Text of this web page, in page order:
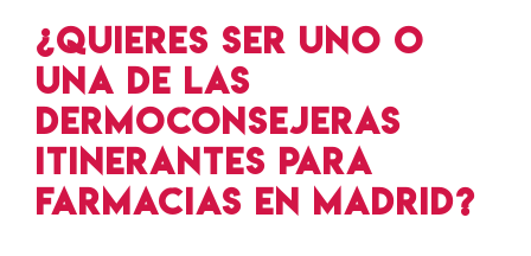
¿Quieres ser uno o
una de las
dermoconsejeras
itinerantes para
farmacias en Madrid?